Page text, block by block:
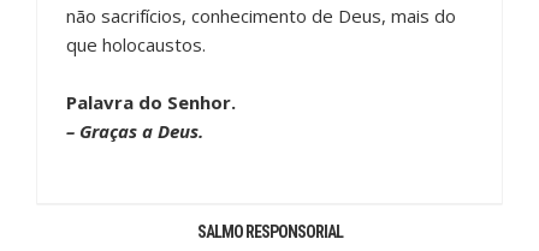
não sacrifícios, conhecimento de Deus, mais do
que holocaustos.
Palavra do Senhor.
– Graças a Deus.
SALMO RESPONSORIAL